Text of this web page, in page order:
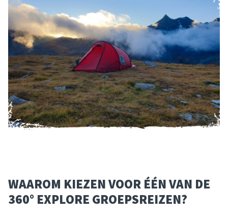
WAAROM KIEZEN VOOR ÉÉN VAN DE
360° EXPLORE GROEPSREIZEN?